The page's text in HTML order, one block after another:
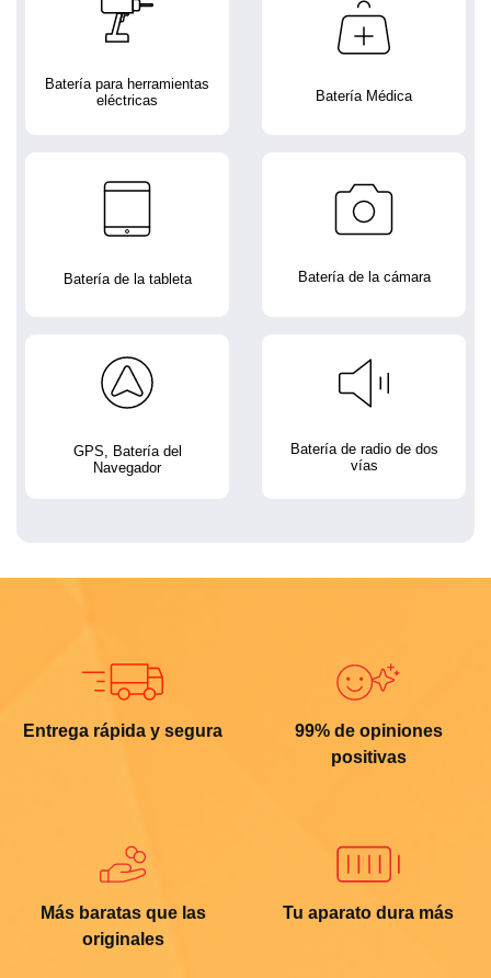
Batería para herramientas
eléctricas
Batería Médica
Batería de la tableta Batería de la cámara
GPS, Batería del
Navegador
Batería de radio de dos
vías
Entrega rápida y segura
99% de opiniones
positivas
Más baratas que las
originales
Tu aparato dura más